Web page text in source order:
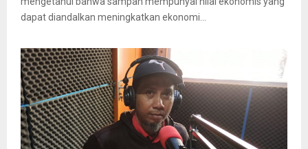
dapat diandalkan meningkatkan ekonomi...